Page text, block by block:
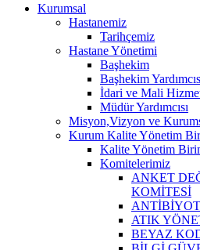
Kurumsal
Hastanemiz
Tarihçemiz
Hastane Yönetimi
Başhekim
Başhekim
İdari ve Mali
Müdür Yardımcısı
Misyon,Vizyon ve
Kurum Kalite Yönetim
Kalite Yönetim
Komitelerimiz
ANKET
KOMİTESİ
ATIK
BEYAZ